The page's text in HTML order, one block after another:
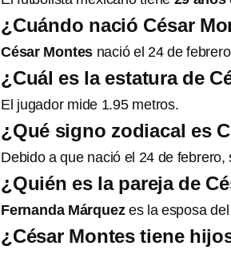
¿Cuándo nació César
César Montes nació el 24 de
¿Cuál es la estatura de
El jugador mide 1.95 metros.
¿Qué signo zodiacal es
Debido a que nació el 24 de
¿Quién es la pareja de
Fernanda Márquezes la esposa
¿César Montes tiene